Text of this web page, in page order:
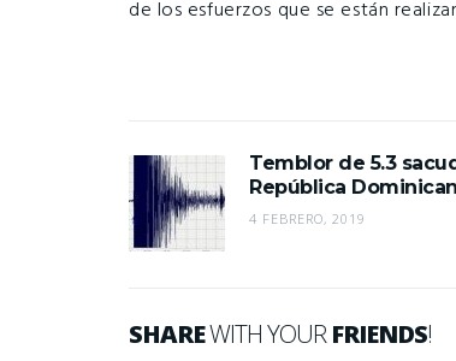
de los esfuerzos que se están
Temblor de 5.3
República
4 FEBRERO, 2019
SHAREWITH YOURFRIENDS!